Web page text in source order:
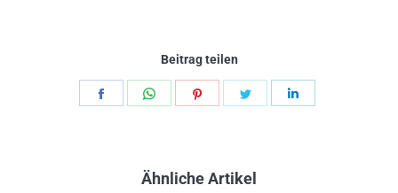
Beitrag teilen
Teilen
Teilen
Teilen
Ähnliche Artikel